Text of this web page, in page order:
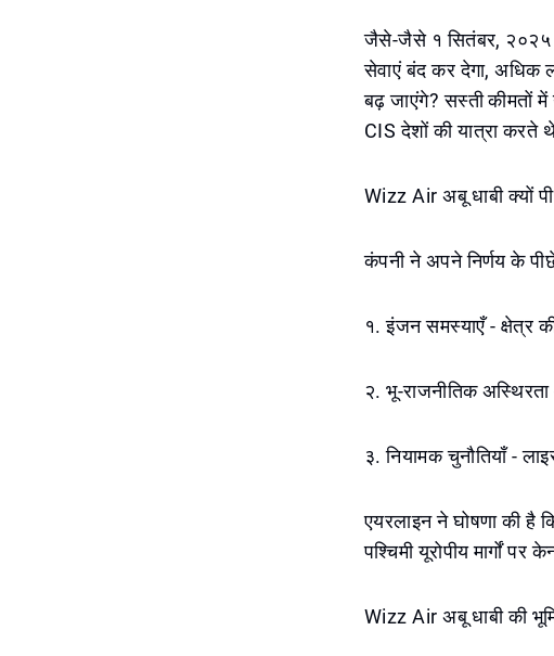
जैसे-जैसे १ सितंबर, २०२५
सेवाएं बंद कर देगा, अधिक
बढ़ जाएंगे? सस्ती कीमतों
CIS देशों की यात्रा करते
Wizz Air अबू धाबी क्यों
कंपनी ने अपने निर्णय के
१. इंजन समस्याएँ - क्षेत्र
२. भू-राजनीतिक अस्थिरता
३. नियामक चुनौतियाँ -
एयरलाइन ने घोषणा की है
पश्चिमी यूरोपीय मार्गों पर
Wizz Air अबू धाबी की